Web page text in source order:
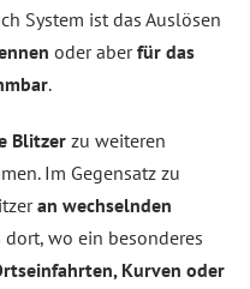
System ist das Auslösen
oder aberfür das
.
Blitzer zu weiteren
Im Gegensatz zu
an wechselnden
dort, wo ein besonderes
Kurven oder